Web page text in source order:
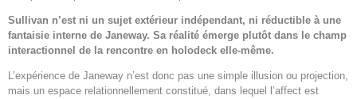
Sullivan n’est ni un sujet extérieur indépendant, ni réductible à une
fantaisie interne de Janeway. Sa réalité émerge plutôt dans le champ
interactionnel de la rencontre en holodeck elle-même.
L’expérience de Janeway n’est donc pas une simple illusion ou projection,
mais un espace relationnellement constitué, dans lequel l’affect est